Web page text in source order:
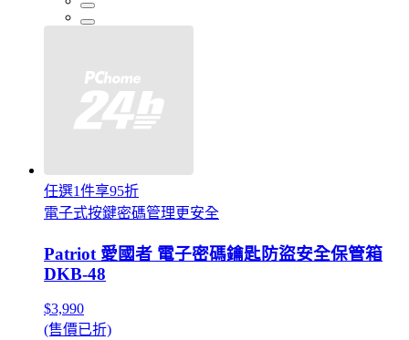
任選1件享95折
電子式按鍵密碼管理更安全
Patriot 愛國者 電子密碼鑰匙防盜安全保管箱
DKB-48
$3,990
(售價已折)